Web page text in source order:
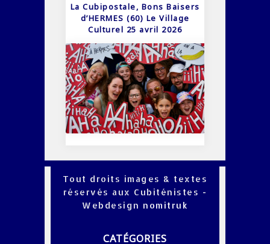
La Cubipostale, Bons Baisers
d’HERMES (60) Le Village
Culturel 25 avril 2026
Tout droits images & textes
réservés aux Cubiténistes -
Webdesign nomitruk
CATÉGORIES